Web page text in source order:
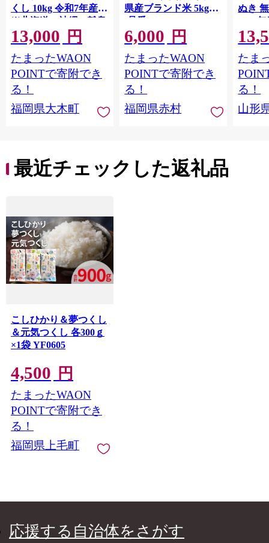
くし 10kg 令和7年産
※北海道・沖縄・離島
は配送不可 |【精米 単
一米 単一原料米 7年産
国産 お米 ブランド米
5kg × 2 ゆめつくし】
CY009_01
13,000 円
たまったWAON
POINTで寄附でき
る！
福岡県大木町
県産ブランド米 5kg
(品番:3X10R7)
6,000 円
たまったWAON
POINTで寄附でき
る！
福岡県赤村
ぬき
2025
たま
る！
山形
最近チェックした返礼品
こしひかり＆夢つくし
＆元気つくし 各300ｇ
×1袋 YF0605
4,500 円
たまったWAON
POINTで寄附でき
る！
福岡県上毛町
応援する自治体をさがす